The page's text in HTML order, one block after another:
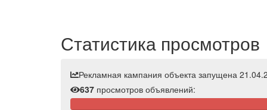
Статистика просмотров
Рекламная кампания объекта запущена
637 просмотров объявлений: